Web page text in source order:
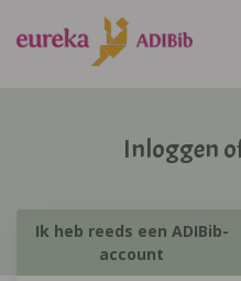
Inloggen
Ik heb reeds een ADIBib-
account